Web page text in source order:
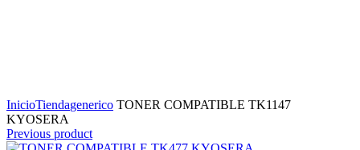
InicioTiendagenerico TONER COMPATIBLE TK1147
KYOSERA
Previous product